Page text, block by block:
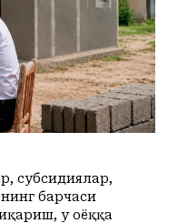
11:00
C
12:00
+37C
13:00
+36C
14:00
+36C
+20
+32 +20
+31 +20
+29 +20
+30 +20
субсидиялар,
барчаси
у оёққа